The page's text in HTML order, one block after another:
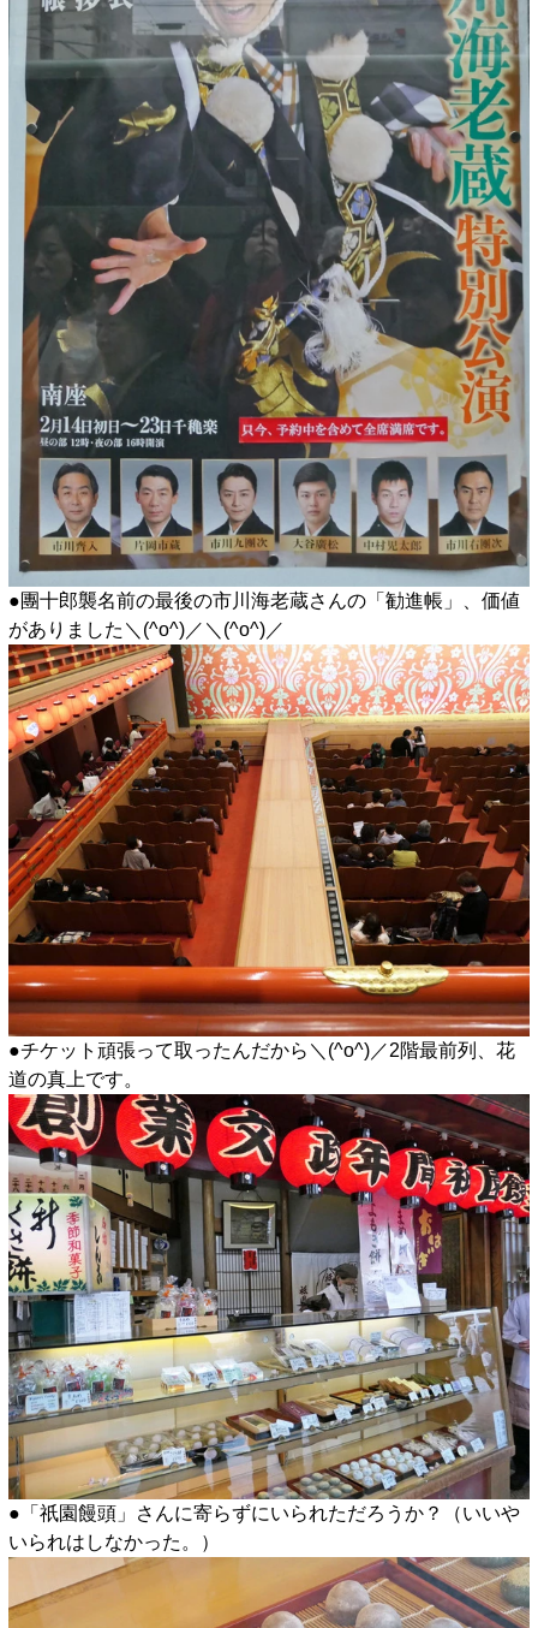
●團十郎襲名前の最後の市川海老蔵さんの「勧進帳」、価値
がありました＼(^o^)／＼(^o^)／
●チケット頑張って取ったんだから＼(^o^)／2階最前列、花
道の真上です。
●「祇園饅頭」さんに寄らずにいられただろうか？（いいや
いられはしなかった。）